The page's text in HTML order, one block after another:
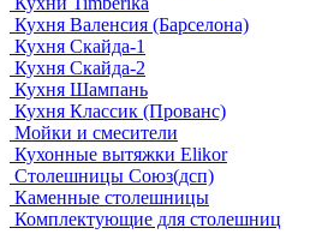
Кухня Валенсия (Барселона)
Кухня Скайда-1
Кухня Скайда-2
Кухня Шампань
Кухня Классик (Прованс)
Мойки и смесители
Кухонные вытяжки Elikor
Столешницы Союз(дсп)
Каменные столешницы
Комплектующие для столешниц